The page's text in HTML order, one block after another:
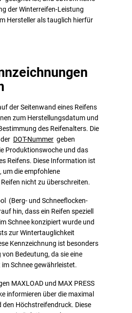
der Winterreifen-Leistung
Hersteller als tauglich hierfür
der Seitenwand eines Reifens
zum Herstellungsdatum und
des Reifenalters. Die
DOT-Nummer geben
Produktionswoche und das
Reifens. Diese Information ist
um die empfohlene
nicht zu überschreiten.
(Berg- und Schneeflocken-
hin, dass ein Reifen speziell
Schnee konzipiert wurde und
zur Wintertauglichkeit
Kennzeichnung ist besonders
Bedeutung, da sie eine
Schnee gewährleistet.
MAXLOAD und MAX PRESS
informieren über die maximal
den Höchstreifendruck. Diese